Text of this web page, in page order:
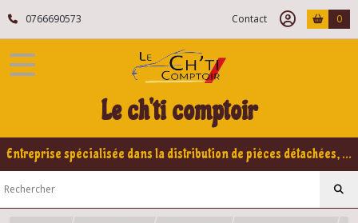
0766690573 Contact 0
Le ch'ti comptoir
Entreprise spécialisée dans la distribution de pièces détachées, refabrication pour voitures Yountimers Peugeot 205 GTI, 309 GTI - GTI16